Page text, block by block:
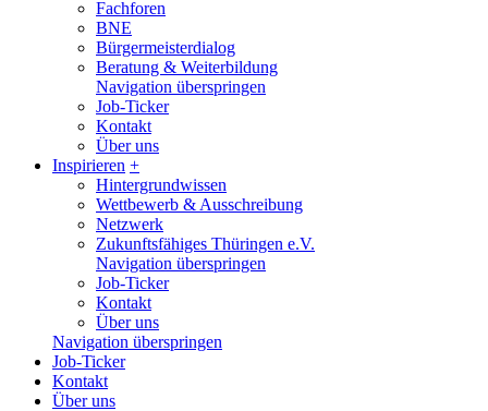
Fachforen
BNE
Bürgermeisterdialog
Beratung & Weiterbildung
Navigation überspringen
Job-Ticker
Kontakt
Über uns
Inspirieren +
Hintergrundwissen
Wettbewerb & Ausschreibung
Netzwerk
Zukunftsfähiges Thüringen e.V.
Navigation überspringen
Job-Ticker
Kontakt
Über uns
Navigation überspringen
Job-Ticker
Kontakt
Über uns